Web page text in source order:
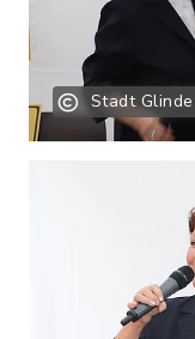
Stadt Glinde